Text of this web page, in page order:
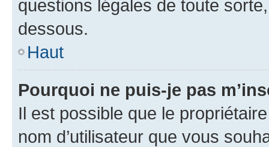
questions légales de toute
dessous.
Haut
Pourquoi ne puis-je pas
Il est possible que le
nom d’utilisateur que vous